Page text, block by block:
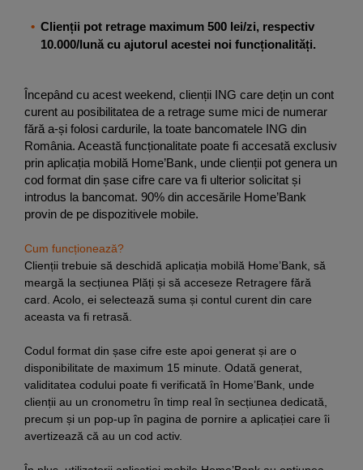
• Clienții pot retrage maximum 500 lei/zi, respectiv
10.000/lună cu ajutorul acestei noi funcționalități.
Începând cu acest weekend, clienții ING care dețin un cont
curent au posibilitatea de a retrage sume mici de numerar
fără a-și folosi cardurile, la toate bancomatele ING din
România. Această funcționalitate poate fi accesată exclusiv
prin aplicația mobilă Home’Bank, unde clienții pot genera un
cod format din șase cifre care va fi ulterior solicitat și
introdus la bancomat. 90% din accesările Home’Bank
provin de pe dispozitivele mobile.
Cum funcționează?
Clienții trebuie să deschidă aplicația mobilă Home’Bank, să
meargă la secțiunea Plăți și să acceseze Retragere fără
card. Acolo, ei selectează suma și contul curent din care
aceasta va fi retrasă.
Codul format din șase cifre este apoi generat și are o
disponibilitate de maximum 15 minute. Odată generat,
validitatea codului poate fi verificată în Home’Bank, unde
clienții au un cronometru în timp real în secțiunea dedicată,
precum și un pop-up în pagina de pornire a aplicației care îi
avertizează că au un cod activ.